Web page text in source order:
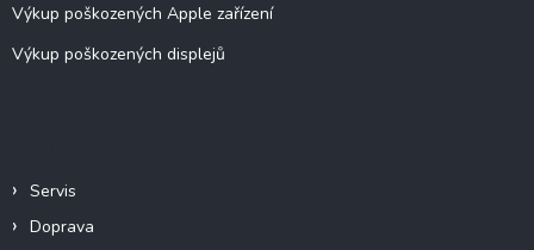
Výkup poškozených Apple zařízení
Výkup poškozených displejů
Servis
Doprava